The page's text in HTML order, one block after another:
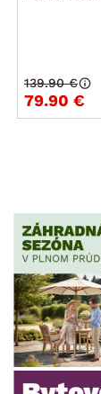
79.90 €
139.90 €